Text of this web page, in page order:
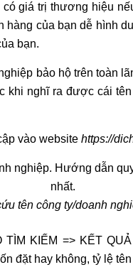
có giá trị thương hiệu
hàng của bạn dễ hình
bạn.
bảo hộ trên toàn
khi nghĩ ra được cái
vào website https://
tên công ty/doanh
KIẾM => KẾT
đặt hay không, tỷ lệ